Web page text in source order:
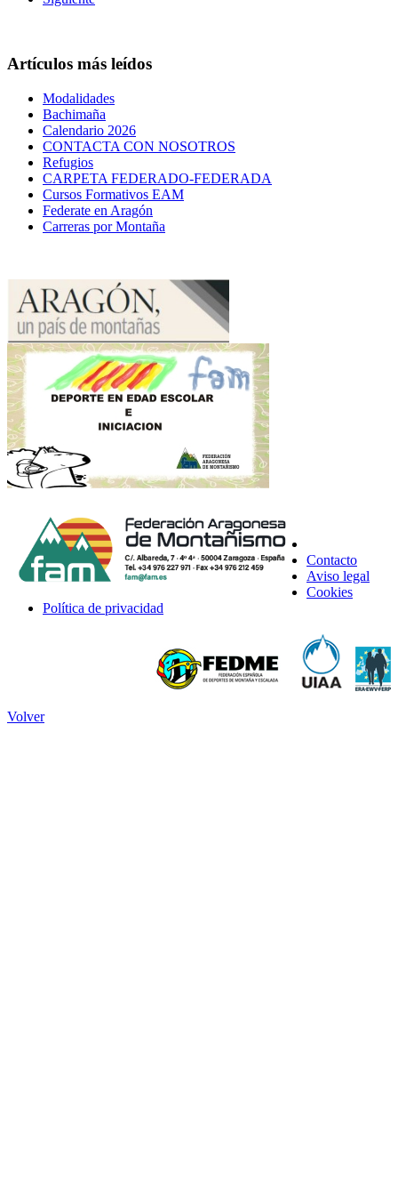
Artículos más leídos
Modalidades
Bachimaña
Calendario 2026
CONTACTA CON NOSOTROS
Refugios
CARPETA FEDERADO-FEDERADA
Cursos Formativos EAM
Federate en Aragón
Carreras por Montaña
Contacto
Aviso legal
Cookies
Política de privacidad
Volver